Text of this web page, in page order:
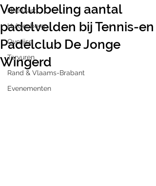
Hoeilaart
Huldenberg
Overijse
Tervuren
Rand & Vlaams-Brabant
Evenementen
Verdubbeling aantal
padelvelden bij Tennis-en
Padelclub De Jonge
Wingerd